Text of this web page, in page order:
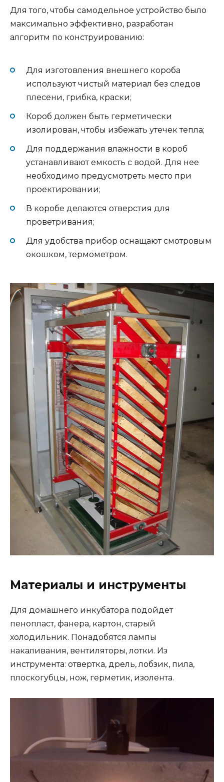
Для того, чтобы самодельное устройство было
максимально эффективно, разработан
алгоритм по конструированию:
Для изготовления внешнего короба
используют чистый материал без следов
плесени, грибка, краски;
Короб должен быть герметически
изолирован, чтобы избежать утечек тепла;
Для поддержания влажности в короб
устанавливают емкость с водой. Для нее
необходимо предусмотреть место при
проектировании;
В коробе делаются отверстия для
проветривания;
Для удобства прибор оснащают смотровым
окошком, термометром.
Материалы и инструменты
Для домашнего инкубатора подойдет
пенопласт, фанера, картон, старый
холодильник. Понадобятся лампы
накаливания, вентиляторы, лотки. Из
инструмента: отвертка, дрель, лобзик, пила,
плоскогубцы, нож, герметик, изолента.